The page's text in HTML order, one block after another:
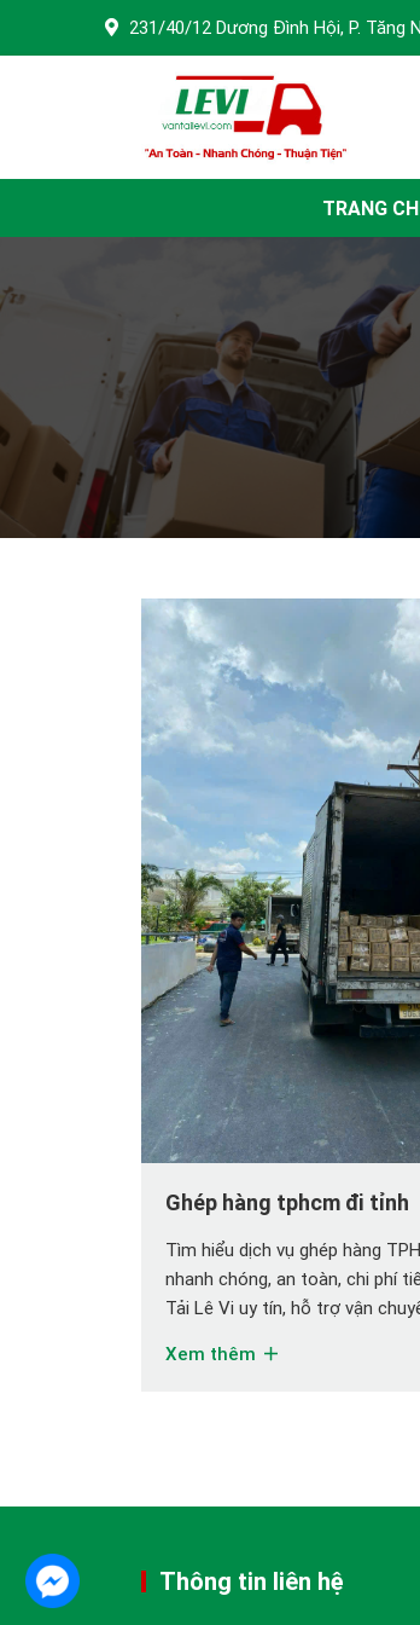
231/40/12 Dương Đình Hội, P. Tăng
TRANG
Ghép hàng tphcm đi tỉnh
Tìm hiểu dịch vụ ghép hàng
nhanh chóng, an toàn, chi phí
Tải Lê Vi uy tín, hỗ trợ vận
Kiệm Chi Phí Vận Chuyển Bạn
Xem thêm
Thông tin liên hệ